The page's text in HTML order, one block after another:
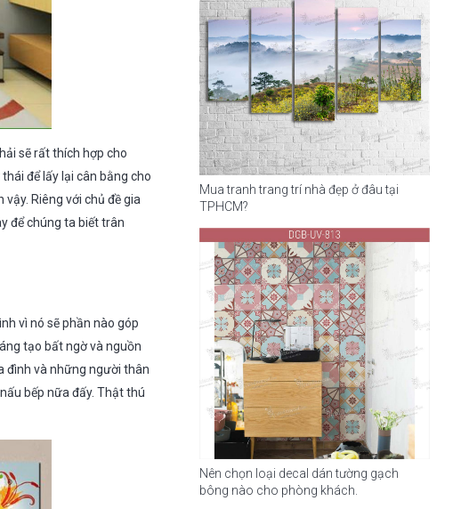
sẽ rất thích hợp cho
để lấy lại cân bằng cho
Riêng với chủ đề gia
để chúng ta biết trân
vì nó sẽ phần nào góp
tạo bất ngờ và nguồn
đình và những người thân
bếp nữa đấy. Thật thú
Mua tranh trang trí nhà đẹp ở đâu tại
TPHCM?
Nên chọn loại decal dán tường gạch
bông nào cho phòng khách.